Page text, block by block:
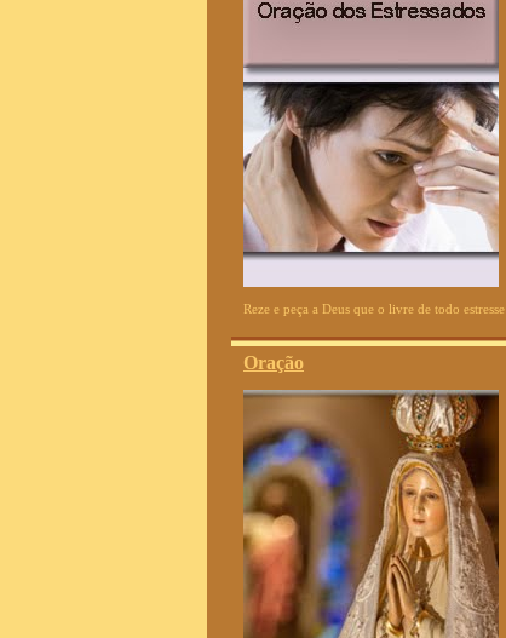
Reze e peça a Deus que o livre de todo estresse
Oração